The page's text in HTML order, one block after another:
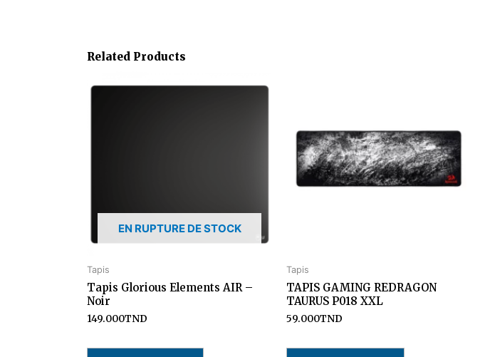
Related Products
EN RUPTURE DE STOCK
Tapis
Tapis Glorious Elements AIR –
Noir
149.000TND
Tapis
TAPIS GAMING REDRAGON
TAURUS P018 XXL
59.000TND